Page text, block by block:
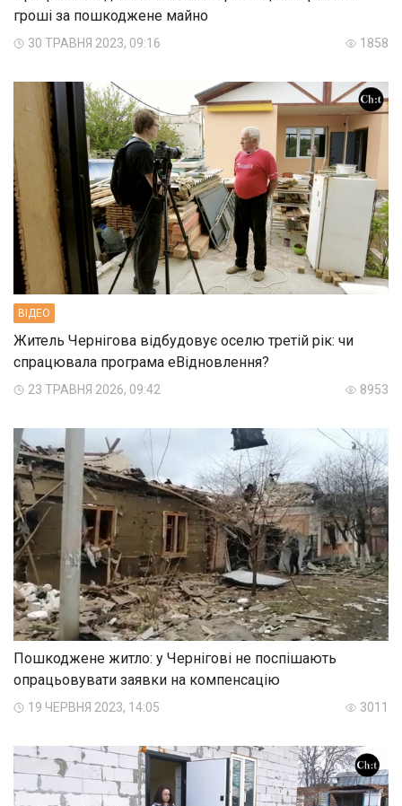
гроші за пошкоджене майно
30 ТРАВНЯ 2023, 09:16 1858
ВIДЕО
Житель Чернігова відбудовує оселю третій рік: чи
спрацювала програма еВідновлення?
23 ТРАВНЯ 2026, 09:42 8953
Пошкоджене житло: у Чернігові не поспішають
опрацьовувати заявки на компенсацію
19 ЧЕРВНЯ 2023, 14:05 3011